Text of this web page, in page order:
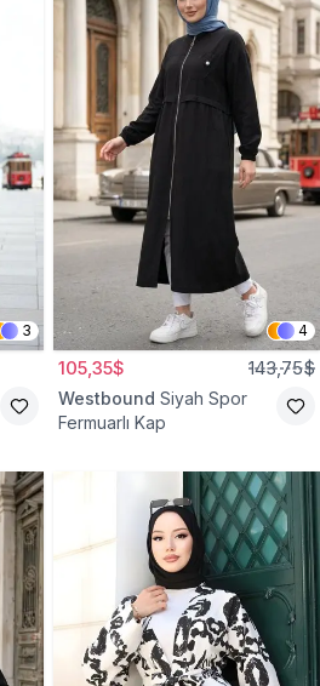
3 4
105,35$ 143,75$
Westbound Siyah Spor
Fermuarlı Kap